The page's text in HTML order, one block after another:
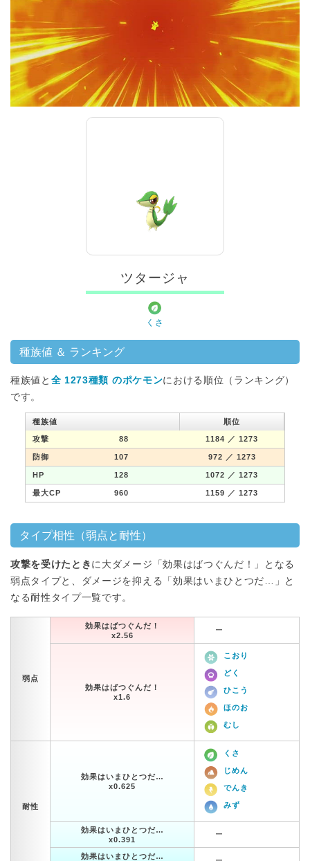
00:00 /01:00
ツタージャ
くさ
種族値 ＆ ランキング
種族値と 全 1273種類 のポケモンにおける順位（ランキング）
です。
種族値 順位
攻撃 88 1184 ／ 1273
防御 107 972 ／ 1273
HP 128 1072 ／ 1273
最大CP 960 1159 ／ 1273
タイプ相性（弱点と耐性）
攻撃を受けたとき に大ダメージ「効果はばつぐんだ！」となる
弱点タイプと、ダメージを抑える「効果はいまひとつだ…」と
なる耐性タイプ一覧です。
弱点
効果はばつぐんだ！
x2.56
ー
効果はばつぐんだ！
x1.6
こおり
どく
ひこう
ほのお
むし
耐性
効果はいまひとつだ…
x0.625
くさ
じめん
でんき
みず
効果はいまひとつだ…
x0.391
ー
効果はいまひとつだ…